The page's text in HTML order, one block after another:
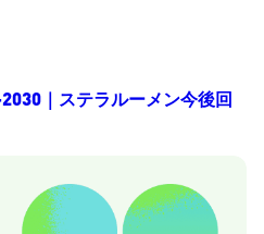
｜ステラルーメン今後回